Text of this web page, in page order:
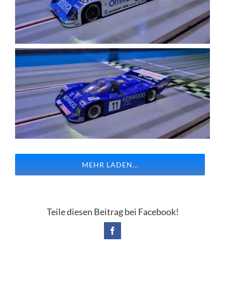
MEHR LADEN...
Teile diesen Beitrag bei Facebook!
Facebook